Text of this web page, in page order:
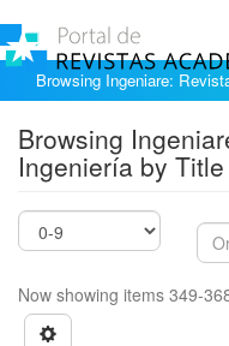
Browsing Ingeniare:
Browsing
Ingeniería by Title
Now showing items 349-